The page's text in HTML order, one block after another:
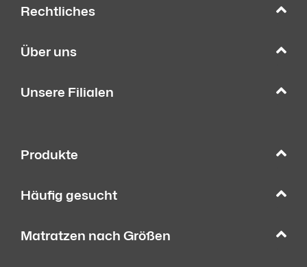
Rechtliches
Über uns
Unsere Filialen
Produkte
Häufig gesucht
Matratzen nach Größen